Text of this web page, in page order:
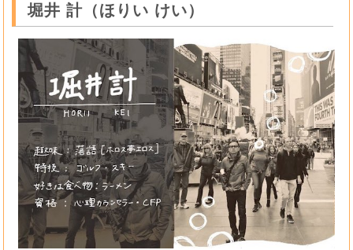
堀井 計（ほりい けい）